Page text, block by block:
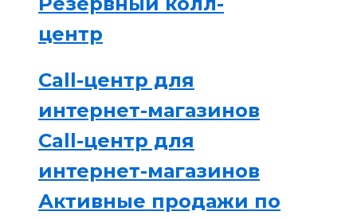
центр
Call-центр для
интернет-магазинов
Call-центр для
интернет-магазинов
Активные продажи по